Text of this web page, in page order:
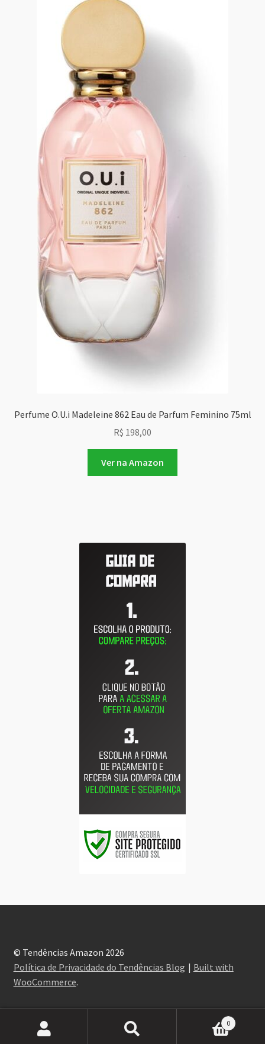
Perfume O.U.i Madeleine 862 Eau de Parfum Feminino 75ml
R$ 198,00
Ver na Amazon
© Tendências Amazon 2026
Política de Privacidade do Tendências Blog
Built with
WooCommerce.
Pesquisar
Pesquisar
0